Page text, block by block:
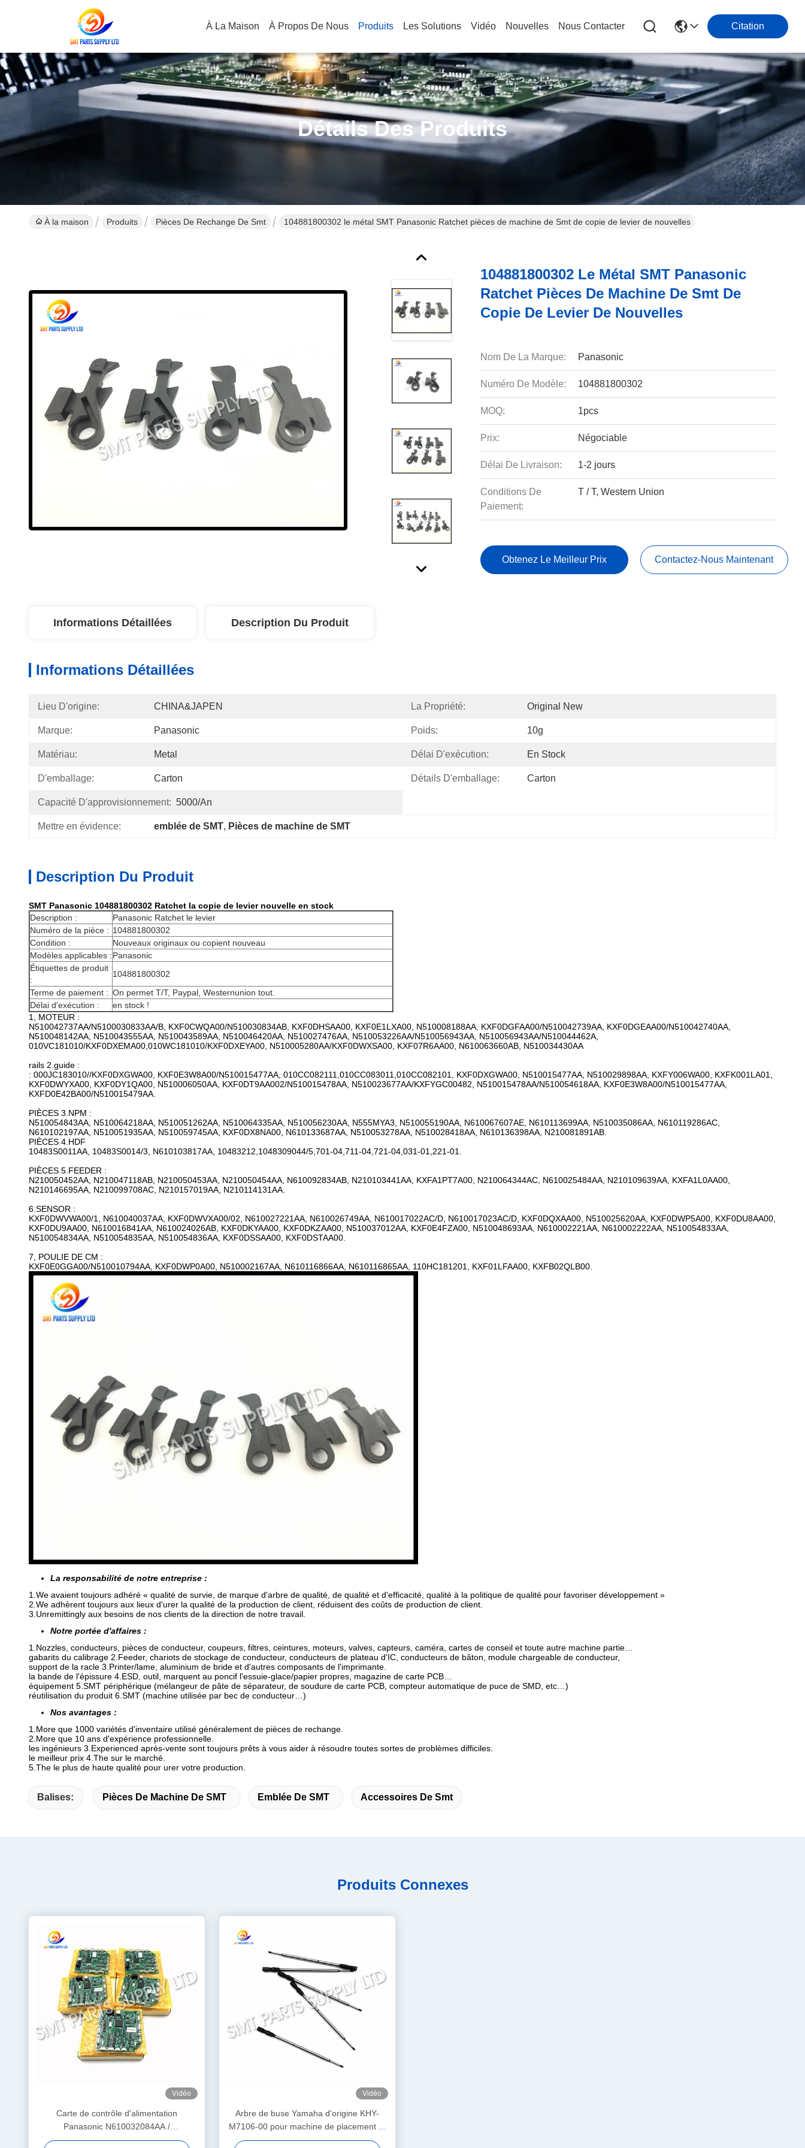
À La Maison À Propos De Nous Produits Les Solutions Vidéo Nouvelles Nous Contacter Citation
Détails Des Produits
À la maison Produits Pièces De Rechange De Smt 104881800302 le métal SMT Panasonic Ratchet pièces de machine de Smt de copie de levier de nouvelles
104881800302 Le Métal SMT Panasonic
Ratchet Pièces De Machine De Smt De
Copie De Levier De Nouvelles
Nom De La Marque: Panasonic
Numéro De Modèle: 104881800302
MOQ: 1pcs
Prix: Négociable
Délai De Livraison: 1-2 jours
Conditions De
Paiement:
T / T, Western Union
Obtenez Le Meilleur Prix Contactez-Nous Maintenant
Informations Détaillées Description Du Produit
Informations Détaillées
Lieu D'origine: CHINA&JAPEN La Propriété: Original New
Marque: Panasonic Poids: 10g
Matériau: Metal Délai D'exécution: En Stock
D'emballage: Carton Détails D'emballage: Carton
Capacité D'approvisionnement: 5000/An
Mettre en évidence: emblée de SMT, Pièces de machine de SMT
Description Du Produit
SMT Panasonic 104881800302 Ratchet la copie de levier nouvelle en stock
Description :
Panasonic Ratchet le levier
Numéro de la pièce : 104881800302
Condition :
Nouveaux originaux ou copient nouveau
Modèles applicables :Panasonic
Étiquettes de produit
:
104881800302
Terme de paiement : On permet T/T, Paypal, Westernunion tout.
Délai d'exécution :
en stock !
1, MOTEUR :
N510042737AA/N5100030833AA/B, KXF0CWQA00/N510030834AB, KXF0DHSAA00, KXF0E1LXA00, N510008188AA, KXF0DGFAA00/N510042739AA, KXF0DGEAA00/N510042740AA,
N510048142AA, N510043555AA, N510043589AA, N510046420AA, N510027476AA, N510053226AA/N510056943AA, N510056943AA/N510044462A,
010VC181010/KXF0DXEMA00,010WC181010/KXF0DXEYA00, N510005280AA/KXF0DWXSA00, KXF07R6AA00, N610063660AB, N510034430AA
rails 2.guide :
: 000JC183010//KXF0DXGWA00, KXF0E3W8A00/N510015477AA, 010CC082111,010CC083011,010CC082101, KXF0DXGWA00, N510015477AA, N510029898AA, KXFY006WA00, KXFK001LA01,
KXF0DWYXA00, KXF0DY1QA00, N510006050AA, KXF0DT9AA002/N510015478AA, N510023677AA/KXFYGC00482, N510015478AA/N510054618AA, KXF0E3W8A00/N510015477AA,
KXFD0E42BA00/N510015479AA.
PIÈCES 3.NPM :
N510054843AA, N510064218AA, N510051262AA, N510064335AA, N510056230AA, N555MYA3, N510055190AA, N610067607AE, N610113699AA, N510035086AA, N610119286AC,
N610102197AA, N510051935AA, N510059745AA, KXF0DX8NA00, N610133687AA, N510053278AA, N510028418AA, N610136398AA, N210081891AB.
PIÈCES 4.HDF
10483S0011AA, 10483S0014/3, N610103817AA, 10483212,1048309044/5,701-04,711-04,721-04,031-01,221-01.
PIÈCES 5.FEEDER :
N210050452AA, N210047118AB, N210050453AA, N210050454AA, N610092834AB, N210103441AA, KXFA1PT7A00, N210064344AC, N610025484AA, N210109639AA, KXFA1L0AA00,
N210146695AA, N210099708AC, N210157019AA, N210114131AA.
6.SENSOR :
KXF0DWVWA00/1, N610040037AA, KXF0DWVXA00/02, N610027221AA, N610026749AA, N610017022AC/D, N610017023AC/D, KXF0DQXAA00, N510025620AA, KXF0DWP5A00, KXF0DU8AA00,
KXF0DU9AA00, N610016841AA, N610024026AB, KXF0DKYAA00, KXF0DKZAA00, N510037012AA, KXF0E4FZA00, N510048693AA, N610002221AA, N610002222AA, N510054833AA,
N510054834AA, N510054835AA, N510054836AA, KXF0DSSAA00, KXF0DSTAA00.
7, POULIE DE CM :
KXF0E0GGA00/N510010794AA, KXF0DWP0A00, N510002167AA, N610116866AA, N610116865AA, 110HC181201, KXF01LFAA00, KXFB02QLB00.
La responsabilité de notre entreprise :
1.We avaient toujours adhéré « qualité de survie, de marque d'arbre de qualité, de qualité et d'efficacité, qualité à la politique de qualité pour favoriser développement »
2.We adhèrent toujours aux lieux d'urer la qualité de la production de client, réduisent des coûts de production de client.
3.Unremittingly aux besoins de nos clients de la direction de notre travail.
Notre portée d'affaires :
1.Nozzles, conducteurs, pièces de conducteur, coupeurs, filtres, ceintures, moteurs, valves, capteurs, caméra, cartes de conseil et toute autre machine partie…
gabarits du calibrage 2.Feeder, chariots de stockage de conducteur, conducteurs de plateau d'IC, conducteurs de bâton, module chargeable de conducteur,
support de la racle 3.Printer/lame, aluminium de bride et d'autres composants de l'imprimante.
la bande de l'épissure 4.ESD, outil, marquent au poncif l'essuie-glace/papier propres, magazine de carte PCB…
équipement 5.SMT périphérique (mélangeur de pâte de séparateur, de soudure de carte PCB, compteur automatique de puce de SMD, etc…)
réutilisation du produit 6.SMT (machine utilisée par bec de conducteur…)
Nos avantages :
1.More que 1000 variétés d'inventaire utilisé généralement de pièces de rechange.
2.More que 10 ans d'expérience professionnelle.
les ingénieurs 3.Experienced après-vente sont toujours prêts à vous aider à résoudre toutes sortes de problèmes difficiles.
le meilleur prix 4.The sur le marché.
5.The le plus de haute qualité pour urer votre production.
Balises: Pièces De Machine De SMT Emblée De SMT Accessoires De Smt
Produits Connexes
Vidéo
Carte de contrôle d'alimentation
Panasonic N610032084AA /
KXF0DWTHA00 (MC12CX-5) – Pour
Vidéo
Arbre de buse Yamaha d'origine KHY-
M7106-00 pour machine de placement et
de dépose SMT YS12 / YS24 / YG12F